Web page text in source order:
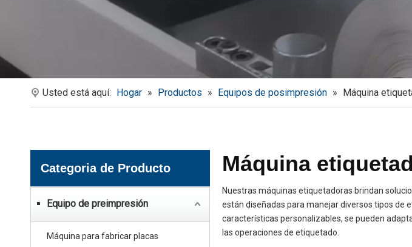
Usted está aquí: Hogar » Productos » Equipos de posimpresión » Máquina
Categoria de Producto
Equipo de preimpresión
Máquina para fabricar placas
Máquina
Nuestras máquinas etiquetadoras brindan
están diseñadas para manejar diversos tipos de
características personalizables, se pueden
las operaciones de etiquetado.